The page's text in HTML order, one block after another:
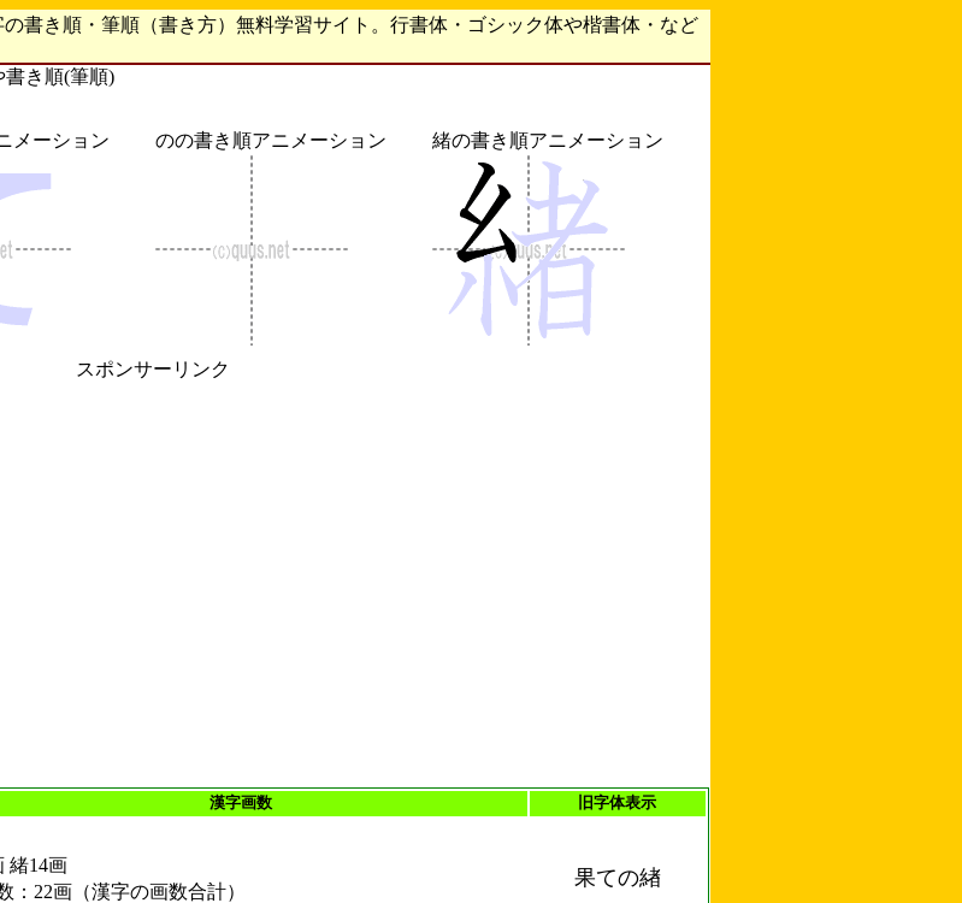
の書き順・筆順（書き方）無料学習サイト。行書体・ゴシック体や楷書体・など
書き順(筆順)
メーション のの書き順アニメーション 緒の書き順アニメーション
スポンサーリンク
漢字画数 旧字体表示
緒14画
：22画（漢字の画数合計）
果ての緖